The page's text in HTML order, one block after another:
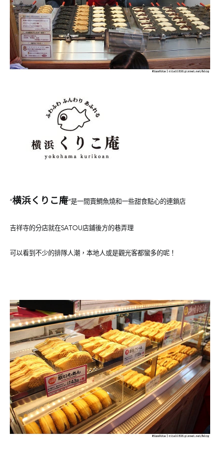
“横浜くりこ庵“是一間賣鯛魚燒和一些甜食點心的連鎖店
吉祥寺的分店就在SATOU店鋪後方的巷弄理
可以看到不少的排隊人潮，本地人或是觀光客都蠻多的呢！